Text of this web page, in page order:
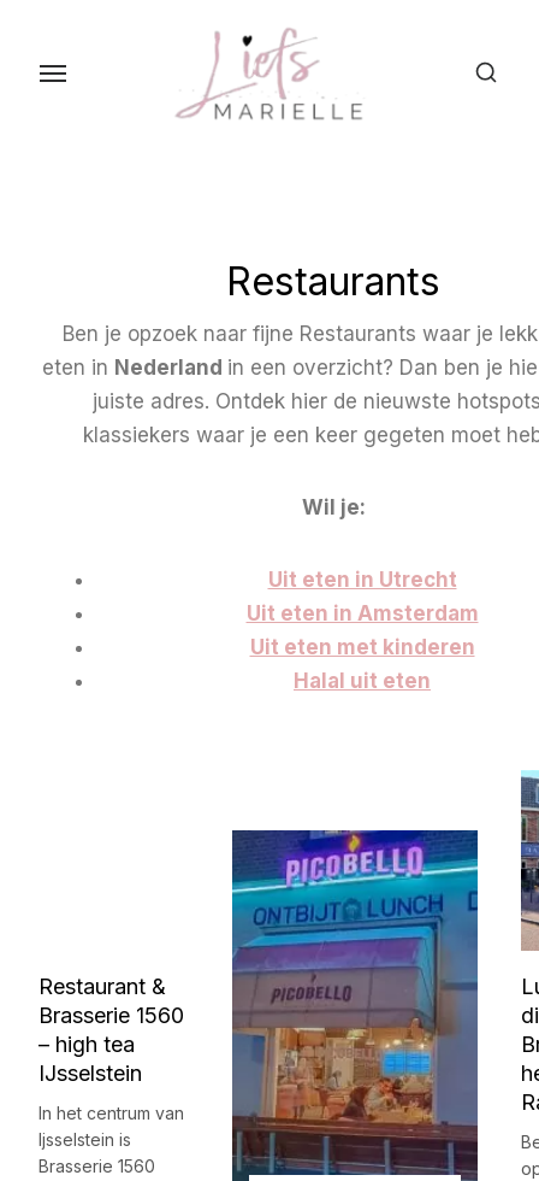
Restaurants
Ben je opzoek naar fijne Restaurants waar je
eten in Nederland in een overzicht? Dan ben je
juiste adres. Ontdek hier de nieuwste
klassiekers waar je een keer gegeten moet
Wil je:
Uit eten in Utrecht
Uit eten in Amsterdam
Uit eten met kinderen
Halal uit eten
Restaurant &
Brasserie 1560
– high tea
IJsselstein
In het centrum van
Ijsselstein is
Brasserie 1560